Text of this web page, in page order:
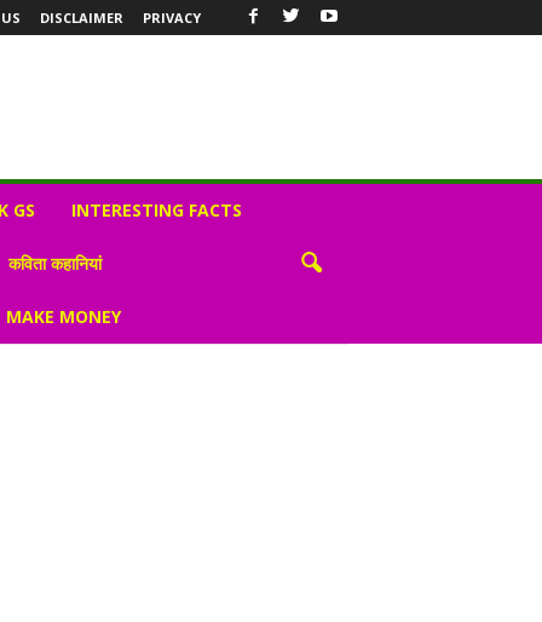
DISCLAIMER PRIVACY
GS INTERESTING FACTS
कविता कहानियां
MONEY